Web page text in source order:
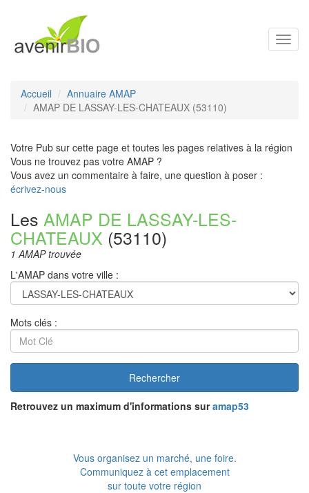
Accueil
Annuaire AMAP
AMAP DE LASSAY-LES-CHATEAUX (53110)
Votre Pub sur cette page et toutes les pages relatives à la région
Vous ne trouvez pas votre AMAP ?
Vous avez un commentaire à faire, une question à poser :
écrivez-nous
Les AMAP DE LASSAY-LES-
CHATEAUX (53110)
1 AMAP trouvée
L'AMAP dans votre ville :
Mots clés :
Rechercher
Retrouvez un maximum d'informations suramap53
Vous organisez un marché, une foire.
Communiquez à cet emplacement
sur toute votre région